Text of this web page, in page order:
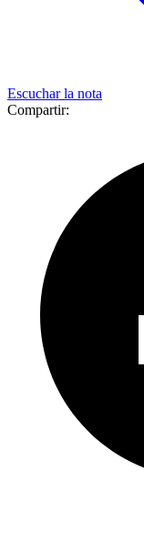
Escuchar la nota
Compartir: